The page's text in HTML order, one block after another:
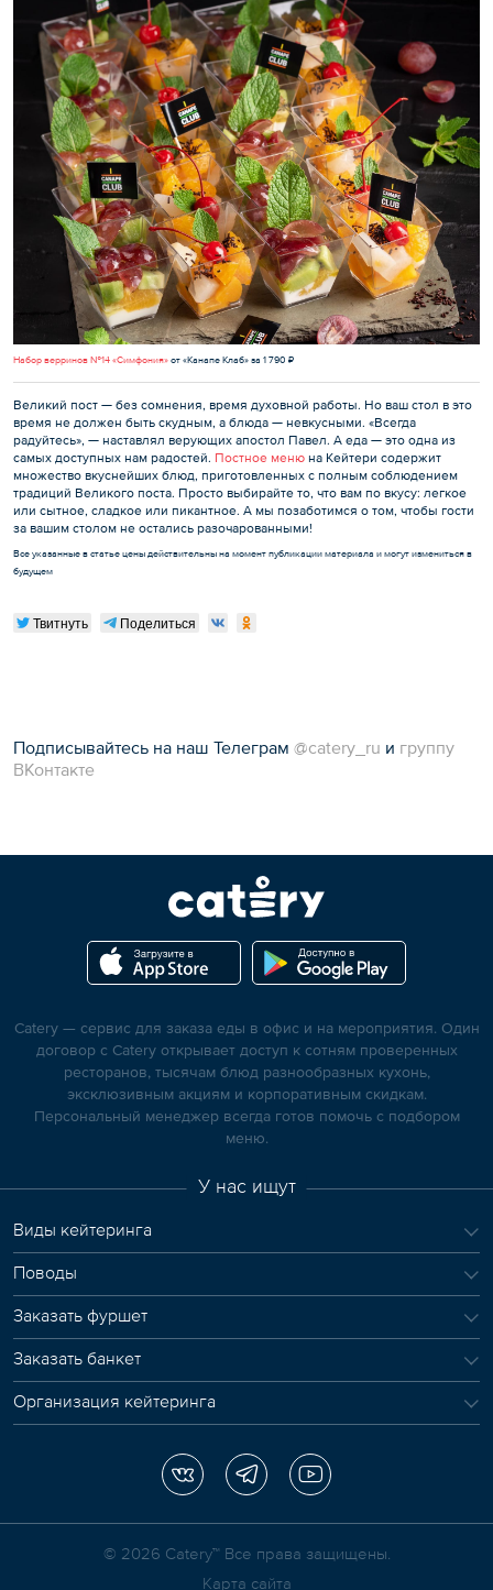
Набор верринов №14 «Симфония» от «Канапе Клаб» за 1 790 ₽
Великий пост — без сомнения, время духовной работы. Но ваш стол в это
время не должен быть скудным, а блюда — невкусными. «Всегда
радуйтесь», — наставлял верующих апостол Павел. А еда — это одна из
самых доступных нам радостей. Постное меню на Кейтери содержит
множество вкуснейших блюд, приготовленных с полным соблюдением
традиций Великого поста. Просто выбирайте то, что вам по вкусу: легкое
или сытное, сладкое или пикантное. А мы позаботимся о том, чтобы гости
за вашим столом не остались разочарованными!
Все указанные в статье цены действительны на момент публикации материала и могут измениться в
будущем
Твитнуть Поделиться
Подписывайтесь на наш Телеграм @catery_ru и группу
ВКонтакте
Catery — сервис для заказа еды в офис и на мероприятия. Один
договор с Catery открывает доступ к сотням проверенных
ресторанов, тысячам блюд разнообразных кухонь,
эксклюзивным акциям и корпоративным скидкам.
Персональный менеджер всегда готов помочь с подбором
меню.
У нас ищут
Виды кейтеринга
Поводы
Заказать фуршет
Заказать банкет
Организация кейтеринга
© 2026 Сatery™ Все права защищены.
Карта сайта